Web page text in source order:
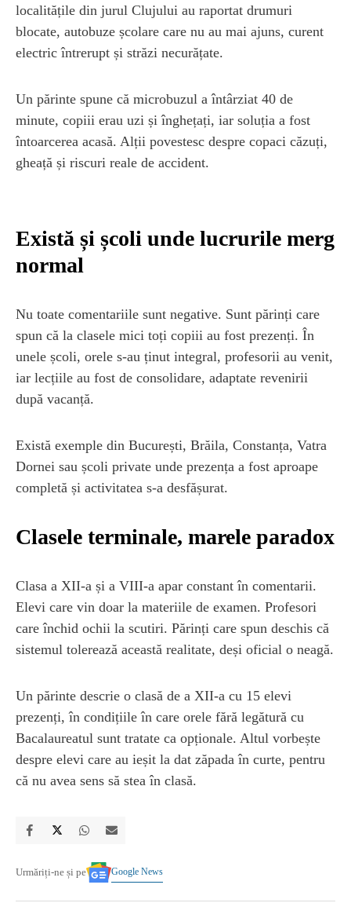
localitățile din jurul Clujului au raportat drumuri
blocate, autobuze școlare care nu au mai ajuns, curent
electric întrerupt și străzi necurățate.
Un părinte spune că microbuzul a întârziat 40 de
minute, copiii erau uzi și înghețați, iar soluția a fost
întoarcerea acasă. Alții povestesc despre copaci căzuți,
gheață și riscuri reale de accident.
Există și școli unde lucrurile merg
normal
Nu toate comentariile sunt negative. Sunt părinți care
spun că la clasele mici toți copiii au fost prezenți. În
unele școli, orele s-au ținut integral, profesorii au venit,
iar lecțiile au fost de consolidare, adaptate revenirii
după vacanță.
Există exemple din București, Brăila, Constanța, Vatra
Dornei sau școli private unde prezența a fost aproape
completă și activitatea s-a desfășurat.
Clasele terminale, marele paradox
Clasa a XII-a și a VIII-a apar constant în comentarii.
Elevi care vin doar la materiile de examen. Profesori
care închid ochii la scutiri. Părinți care spun deschis că
sistemul tolerează această realitate, deși oficial o neagă.
Un părinte descrie o clasă de a XII-a cu 15 elevi
prezenți, în condițiile în care orele fără legătură cu
Bacalaureatul sunt tratate ca opționale. Altul vorbește
despre elevi care au ieșit la dat zăpada în curte, pentru
că nu avea sens să stea în clasă.
Urmăriți-ne și pe Google News